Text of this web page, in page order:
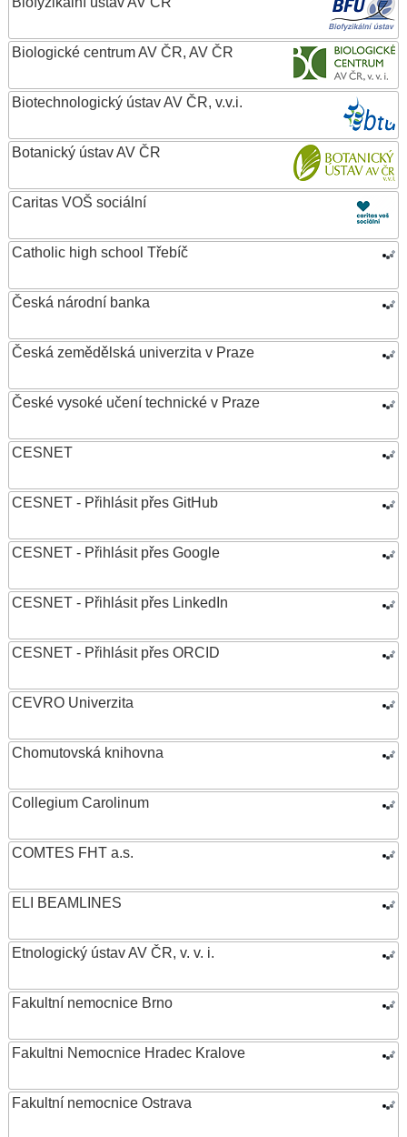
Biologické centrum AV ČR, AV ČR
Biotechnologický ústav AV ČR, v.v.i.
Botanický ústav AV ČR
Caritas VOŠ sociální
Catholic high school Třebíč
Česká národní banka
Česká zemědělská univerzita v Praze
České vysoké učení technické v Praze
CESNET
CESNET - Přihlásit přes GitHub
CESNET - Přihlásit přes Google
CESNET - Přihlásit přes LinkedIn
CESNET - Přihlásit přes ORCID
CEVRO Univerzita
Chomutovská knihovna
Collegium Carolinum
COMTES FHT a.s.
ELI BEAMLINES
Etnologický ústav AV ČR, v. v. i.
Fakultní nemocnice Brno
Fakultni Nemocnice Hradec Kralove
Fakultní nemocnice Ostrava